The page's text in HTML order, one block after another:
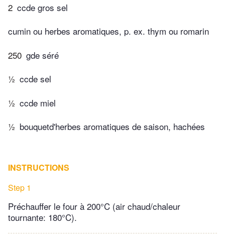
2 ccde gros sel
cumin ou herbes aromatiques, p. ex. thym ou romarin
250 gde séré
½ ccde sel
½ ccde miel
½ bouquetd'herbes aromatiques de saison, hachées
INSTRUCTIONS
Step 1
Préchauffer le four à 200°C (air chaud/chaleur
tournante: 180°C).